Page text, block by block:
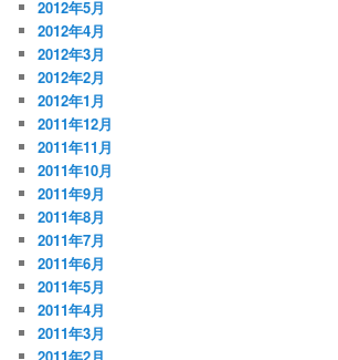
2012年5月
2012年4月
2012年3月
2012年2月
2012年1月
2011年12月
2011年11月
2011年10月
2011年9月
2011年8月
2011年7月
2011年6月
2011年5月
2011年4月
2011年3月
2011年2月